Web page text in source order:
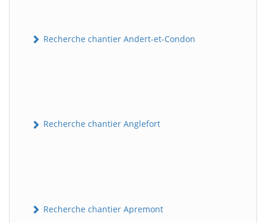
Recherche chantier Andert-et-Condon
Recherche chantier Anglefort
Recherche chantier Apremont